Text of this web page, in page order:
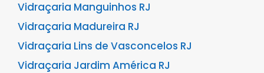
Vidraçaria Manguinhos RJ
Vidraçaria Madureira RJ
Vidraçaria Lins de Vasconcelos RJ
Vidraçaria Jardim América RJ